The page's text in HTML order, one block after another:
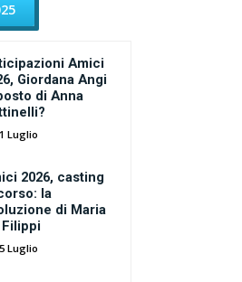
Amici
Giordana Angi
di Anna
Luglio
2026, casting
la
di Maria
Filippi
Luglio